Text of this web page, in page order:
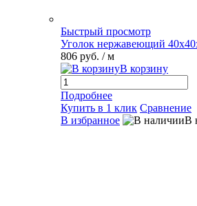
Быстрый просмотр
Уголок нержавеющий
806 руб. / м
В корзину
Подробнее
Купить в 1 клик Сравнение
В избранное
В